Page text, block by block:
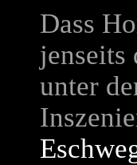
Dass
jenseits
unter